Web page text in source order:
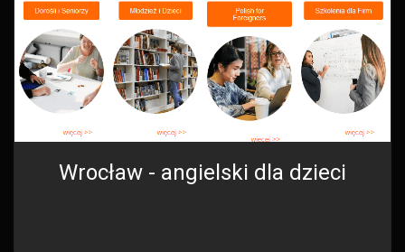
Wrocław - angielski dla dzieci